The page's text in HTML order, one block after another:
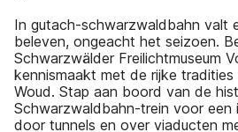
In gutach-schwarzwaldbahn valt
beleven, ongeacht het seizoen.
Schwarzwälder Freilichtmuseum
kennismaakt met de rijke
Woud. Stap aan boord van de
Schwarzwaldbahn-trein voor een
door tunnels en over viaducten